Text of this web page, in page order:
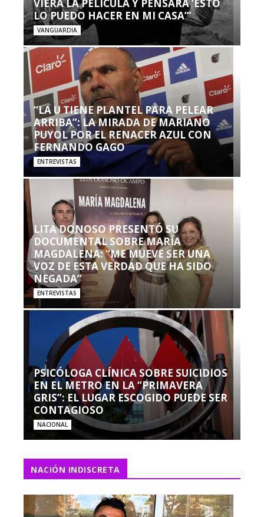
VIERA LA PELÍCULA Y PENSARA ‘ESTO
LO PUEDO HACER EN MI CASA’”
VANGUARDIA
“LA U TIENE PLANTEL PARA PELEAR
ARRIBA”: LA MIRADA DE MARIANO
PUYOL POR EL RENACER AZUL CON
FERNANDO GAGO
ENTREVISTAS
LITA DONOSO PRESENTÓ SU
DOCUMENTAL SOBRE MARÍA
MAGDALENA: “ME MUEVE SER UNA
VOZ DE ESTA VERDAD QUE HA SIDO
NEGADA”
ENTREVISTAS
PSICÓLOGA CLÍNICA SOBRE SUICIDIOS
EN EL METRO EN LA “PRIMAVERA
GRIS”: EL LUGAR ESCOGIDO PUEDE SER
CONTAGIOSO
NACIONAL
NACIÓN INDISCRETA